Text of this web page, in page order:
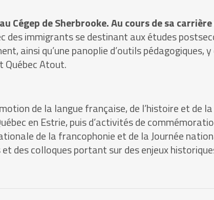
de Sherbrooke. Au cours de sa carrière
des immigrants se destinant aux études
ainsi qu’une panoplie d’outils
Québec Atout.
de la langue française, de l’histoire et de
en Estrie, puis d’activités de
de la francophonie et de la Journée
des colloques portant sur des enjeux